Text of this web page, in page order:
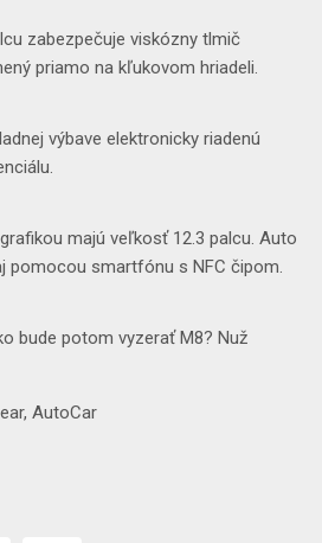
zabezpečuje viskózny tlmič
priamo na kľukovom hriadeli.
výbave elektronicky riadenú
majú veľkosť 12.3 palcu. Auto
pomocou smartfónu s NFC čipom.
bude potom vyzerať M8? Nuž
AutoCar